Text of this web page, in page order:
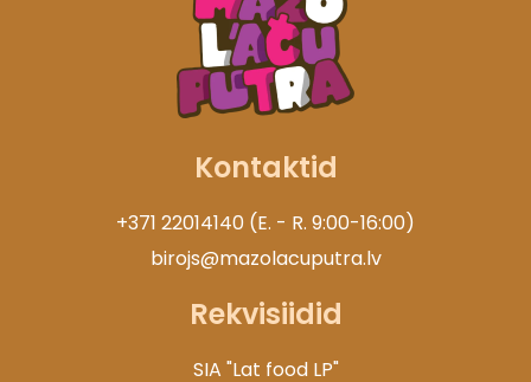
Kontaktid
+371 22014140 (E. - R. 9:00-16:00)
birojs@mazolacuputra.lv
Rekvisiidid
SIA "Lat food LP"